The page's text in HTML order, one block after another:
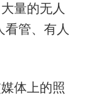
量的无人
看管、有人
体上的照